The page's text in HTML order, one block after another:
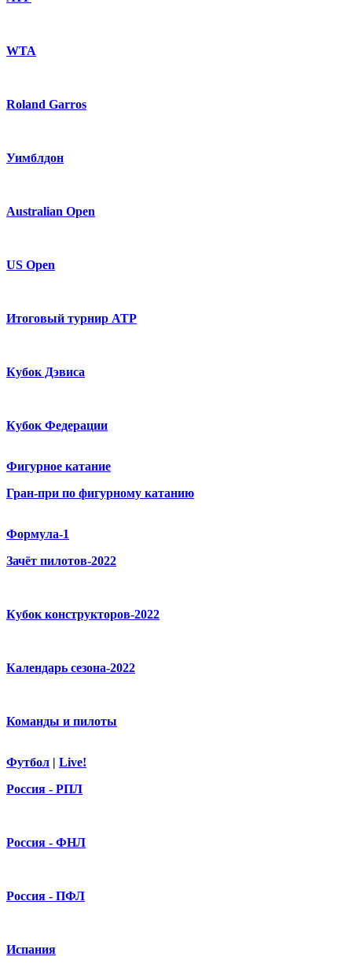
WTA
Roland Garros
Уимблдон
Australian Open
US Open
Итоговый турнир ATP
Кубок Дэвиса
Кубок Федерации
Фигурное катание
Гран-при по фигурному катанию
Формула-1
Зачёт пилотов-2022
Кубок конструкторов-2022
Календарь сезона-2022
Команды и пилоты
Футбол | Live!
Россия - РПЛ
Россия - ФНЛ
Россия - ПФЛ
Испания